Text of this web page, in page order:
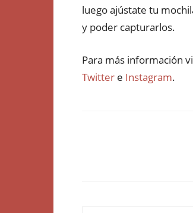
luego ajústate tu
y poder capturarlos.
Para más información
Twitter e Instagram.